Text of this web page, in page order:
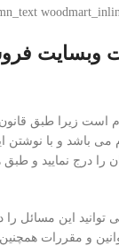
وبسایت
است زیرا طبق قانون
باشد و با نوشتن
درج نمایید و طبق
این مسائل را
و مقررات